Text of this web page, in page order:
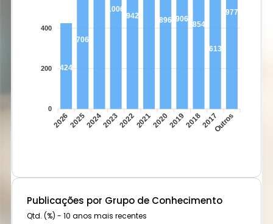
400
200
0
424
706
1006
942
896 906
854
613
977
2026202520242023202220212020201920182017Outros
Publicações por Grupo de Conhecimento
Qtd. (%) - 10 anos mais recentes